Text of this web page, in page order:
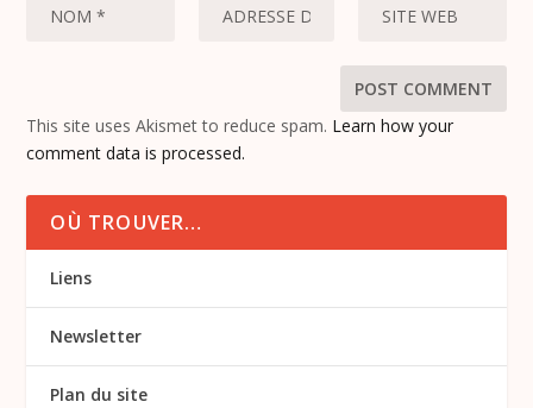
This site uses Akismet to reduce spam. Learn how your
comment data is processed.
OÙ TROUVER…
Liens
Newsletter
Plan du site